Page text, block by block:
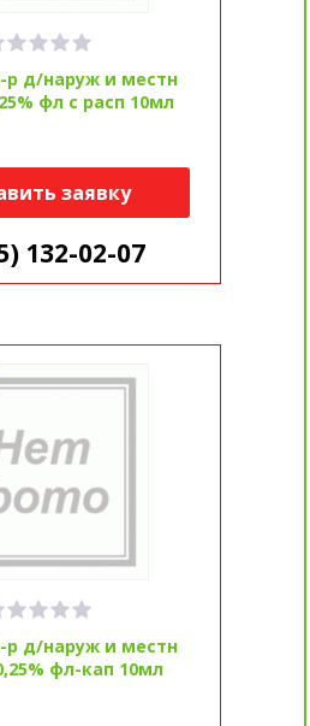
р д/наруж и местн
фл с расп 10мл
заявку
132-02-07
р д/наруж и местн
фл-кап 10мл